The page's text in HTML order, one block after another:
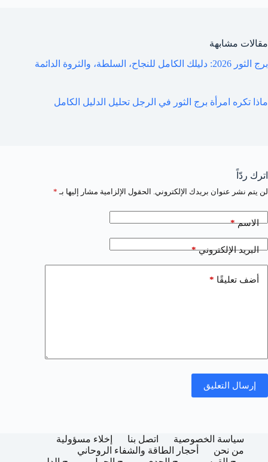
مقالات مشابهة
برج الثور 2026: دليلك الكامل للنجاح، السلطة، والثروة الدائمة
ماذا تكره امرأة برج الثور في الرجل تحليل الدليل الكامل
اترك ردّاً
لن يتم نشر عنوان بريدك الإلكتروني. الحقول الإلزامية مشار إليها بـ *
الاسم*
البريد الإلكتروني*
أضف تعليقًا *
إرسال التعليق
سياسة الخصوصية اتصل بنا
إخلاء مسؤولية
من نحن
أحجار الطاقة والشفاء الروحاني